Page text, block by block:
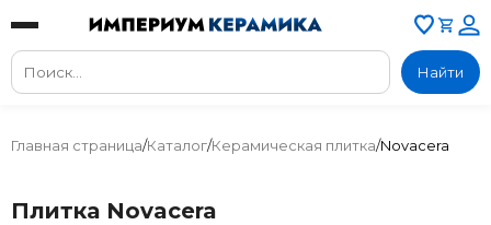
Найти
Главная страница/Каталог/Керамическая плитка/Novacera
Плитка Novacera